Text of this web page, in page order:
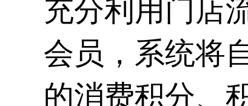
充分利用门店
会员，系统将
的消费积分、